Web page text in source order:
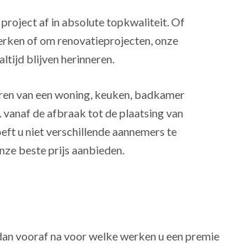
project af in absolute topkwaliteit. Of
of om renovatieprojecten, onze
blijven herinneren.
van een woning, keuken, badkamer
vanaf de afbraak tot de plaatsing van
u niet verschillende aannemers te
beste prijs aanbieden.
vooraf na voor welke werken u een premie